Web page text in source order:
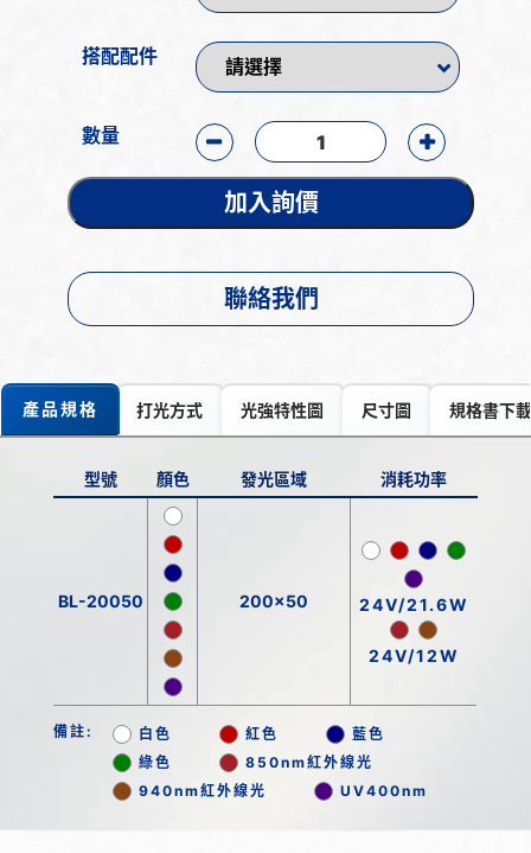
搭配配件
數量
加入詢價
聯絡我們
產品規格 打光方式 光強特性圖 尺寸圖 規格書下載
型號 顏色 發光區域 消耗功率
BL-20050 200x50 24V/21.6W
24V/12W
備註: 白色 紅色
藍色
綠色
850nm紅外線光
940nm紅外線光
UV400nm